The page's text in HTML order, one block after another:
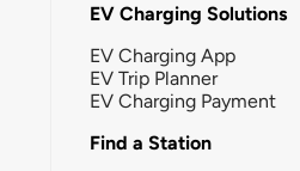
EV Charging Solutions
EV Charging App
EV Trip Planner
EV Charging Payment
Find a Station